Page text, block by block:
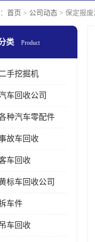
首页 > 公司动态 > 保定报
类 Product
手挖掘机
车回收公司
种汽车零配件
故车回收
车回收
标车回收公司
车件
车回收